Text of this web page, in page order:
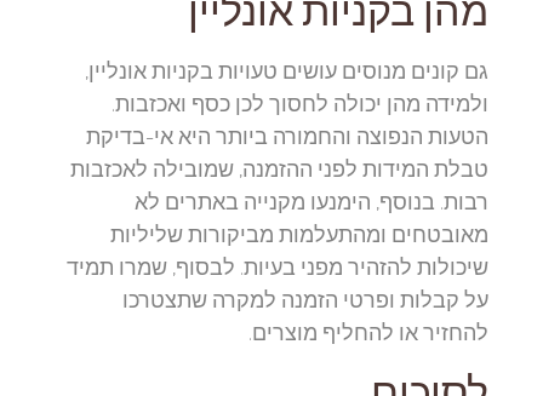
גם קונים מנוסים עושים טעויות בקניות אונליין,
ולמידה מהן יכולה לחסוך לכן כסף ואכזבות.
הטעות הנפוצה והחמורה ביותר היא אי-בדיקת
טבלת המידות לפני ההזמנה, שמובילה לאכזבות
רבות. בנוסף, הימנעו מקנייה באתרים לא
מאובטחים ומהתעלמות מביקורות שליליות
שיכולות להזהיר מפני בעיות. לבסוף, שמרו תמיד
על קבלות ופרטי הזמנה למקרה שתצטרכו
להחזיר או להחליף מוצרים.